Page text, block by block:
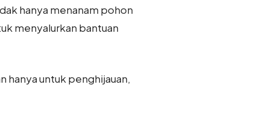
hanya menanam pohon
menyalurkan bantuan
hanya untuk penghijauan,